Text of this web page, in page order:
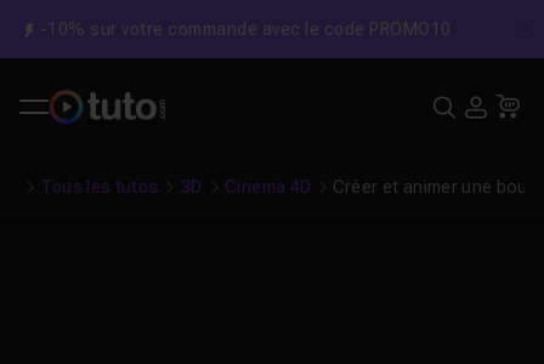
-10% sur votre commande avec le code PROMO10
Tous les tutos 3D Cinema 4D Créer et animer une